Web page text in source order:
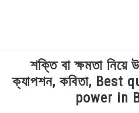
TECHNOLOGY
HEALTH & LIFESTYLE
শক্তি বা ক্ষমতা নিয়ে
ক্যাপশন, কবিতা, Best
power in